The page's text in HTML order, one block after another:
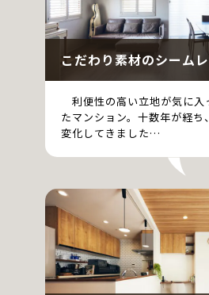
こだわり素材のシーム
利便性の高い立地が気に入
たマンション。十数年が経ち
変化してきました…